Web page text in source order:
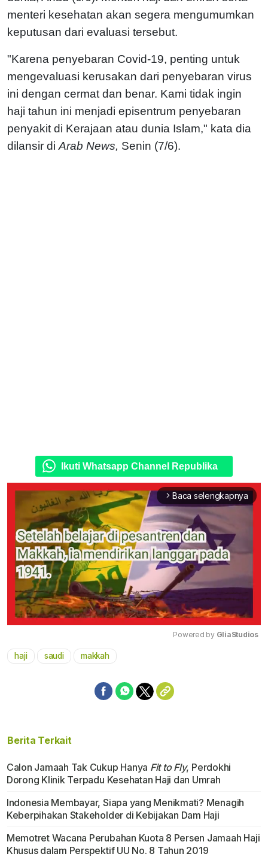
menteri kesehatan akan segera mengumumkan
keputusan dari evaluasi tersebut.
"Karena penyebaran Covid-19, penting untuk
mengevaluasi kerusakan dari penyebaran virus
ini dengan cermat dan benar. Kami tidak ingin
haji tahun ini menjadi episentrum penyebaran
penyakit di Kerajaan atau dunia Islam," kata dia
dilansir di Arab News, Senin (7/6).
Ikuti Whatsapp Channel Republika
arrow_forward_ios Baca selengkapnya
Powered by GliaStudios
haji saudi makkah
Berita Terkait
Calon Jamaah Tak Cukup Hanya Fit to Fly, Perdokhi
Dorong Klinik Terpadu Kesehatan Haji dan Umrah
Indonesia Membayar, Siapa yang Menikmati? Menagih
Keberpihakan Stakeholder di Kebijakan Dam Haji
Memotret Wacana Perubahan Kuota 8 Persen Jamaah Haji
Khusus dalam Perspektif UU No. 8 Tahun 2019